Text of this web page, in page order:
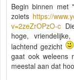
Begin binnen met
zoiets https://
v=2zeZrOPzO-c
hoge,
lachtend gezicht
gaat ook weleens
meestal aan dat